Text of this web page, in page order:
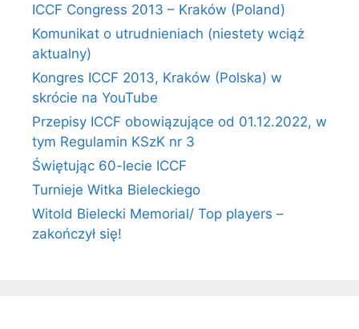
ICCF Congress 2013 – Kraków (Poland)
Komunikat o utrudnieniach (niestety wciąż
aktualny)
Kongres ICCF 2013, Kraków (Polska) w
skrócie na YouTube
Przepisy ICCF obowiązujące od 01.12.2022, w
tym Regulamin KSzK nr 3
Świętując 60-lecie ICCF
Turnieje Witka Bieleckiego
Witold Bielecki Memorial/ Top players –
zakończył się!